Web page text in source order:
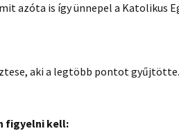
azóta is így ünnepel a Katolikus
aki a legtöbb pontot gyűjtötte.
figyelni kell: